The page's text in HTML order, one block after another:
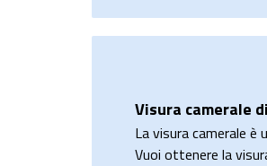
Visura camerale di
La visura camerale
Vuoi ottenere la